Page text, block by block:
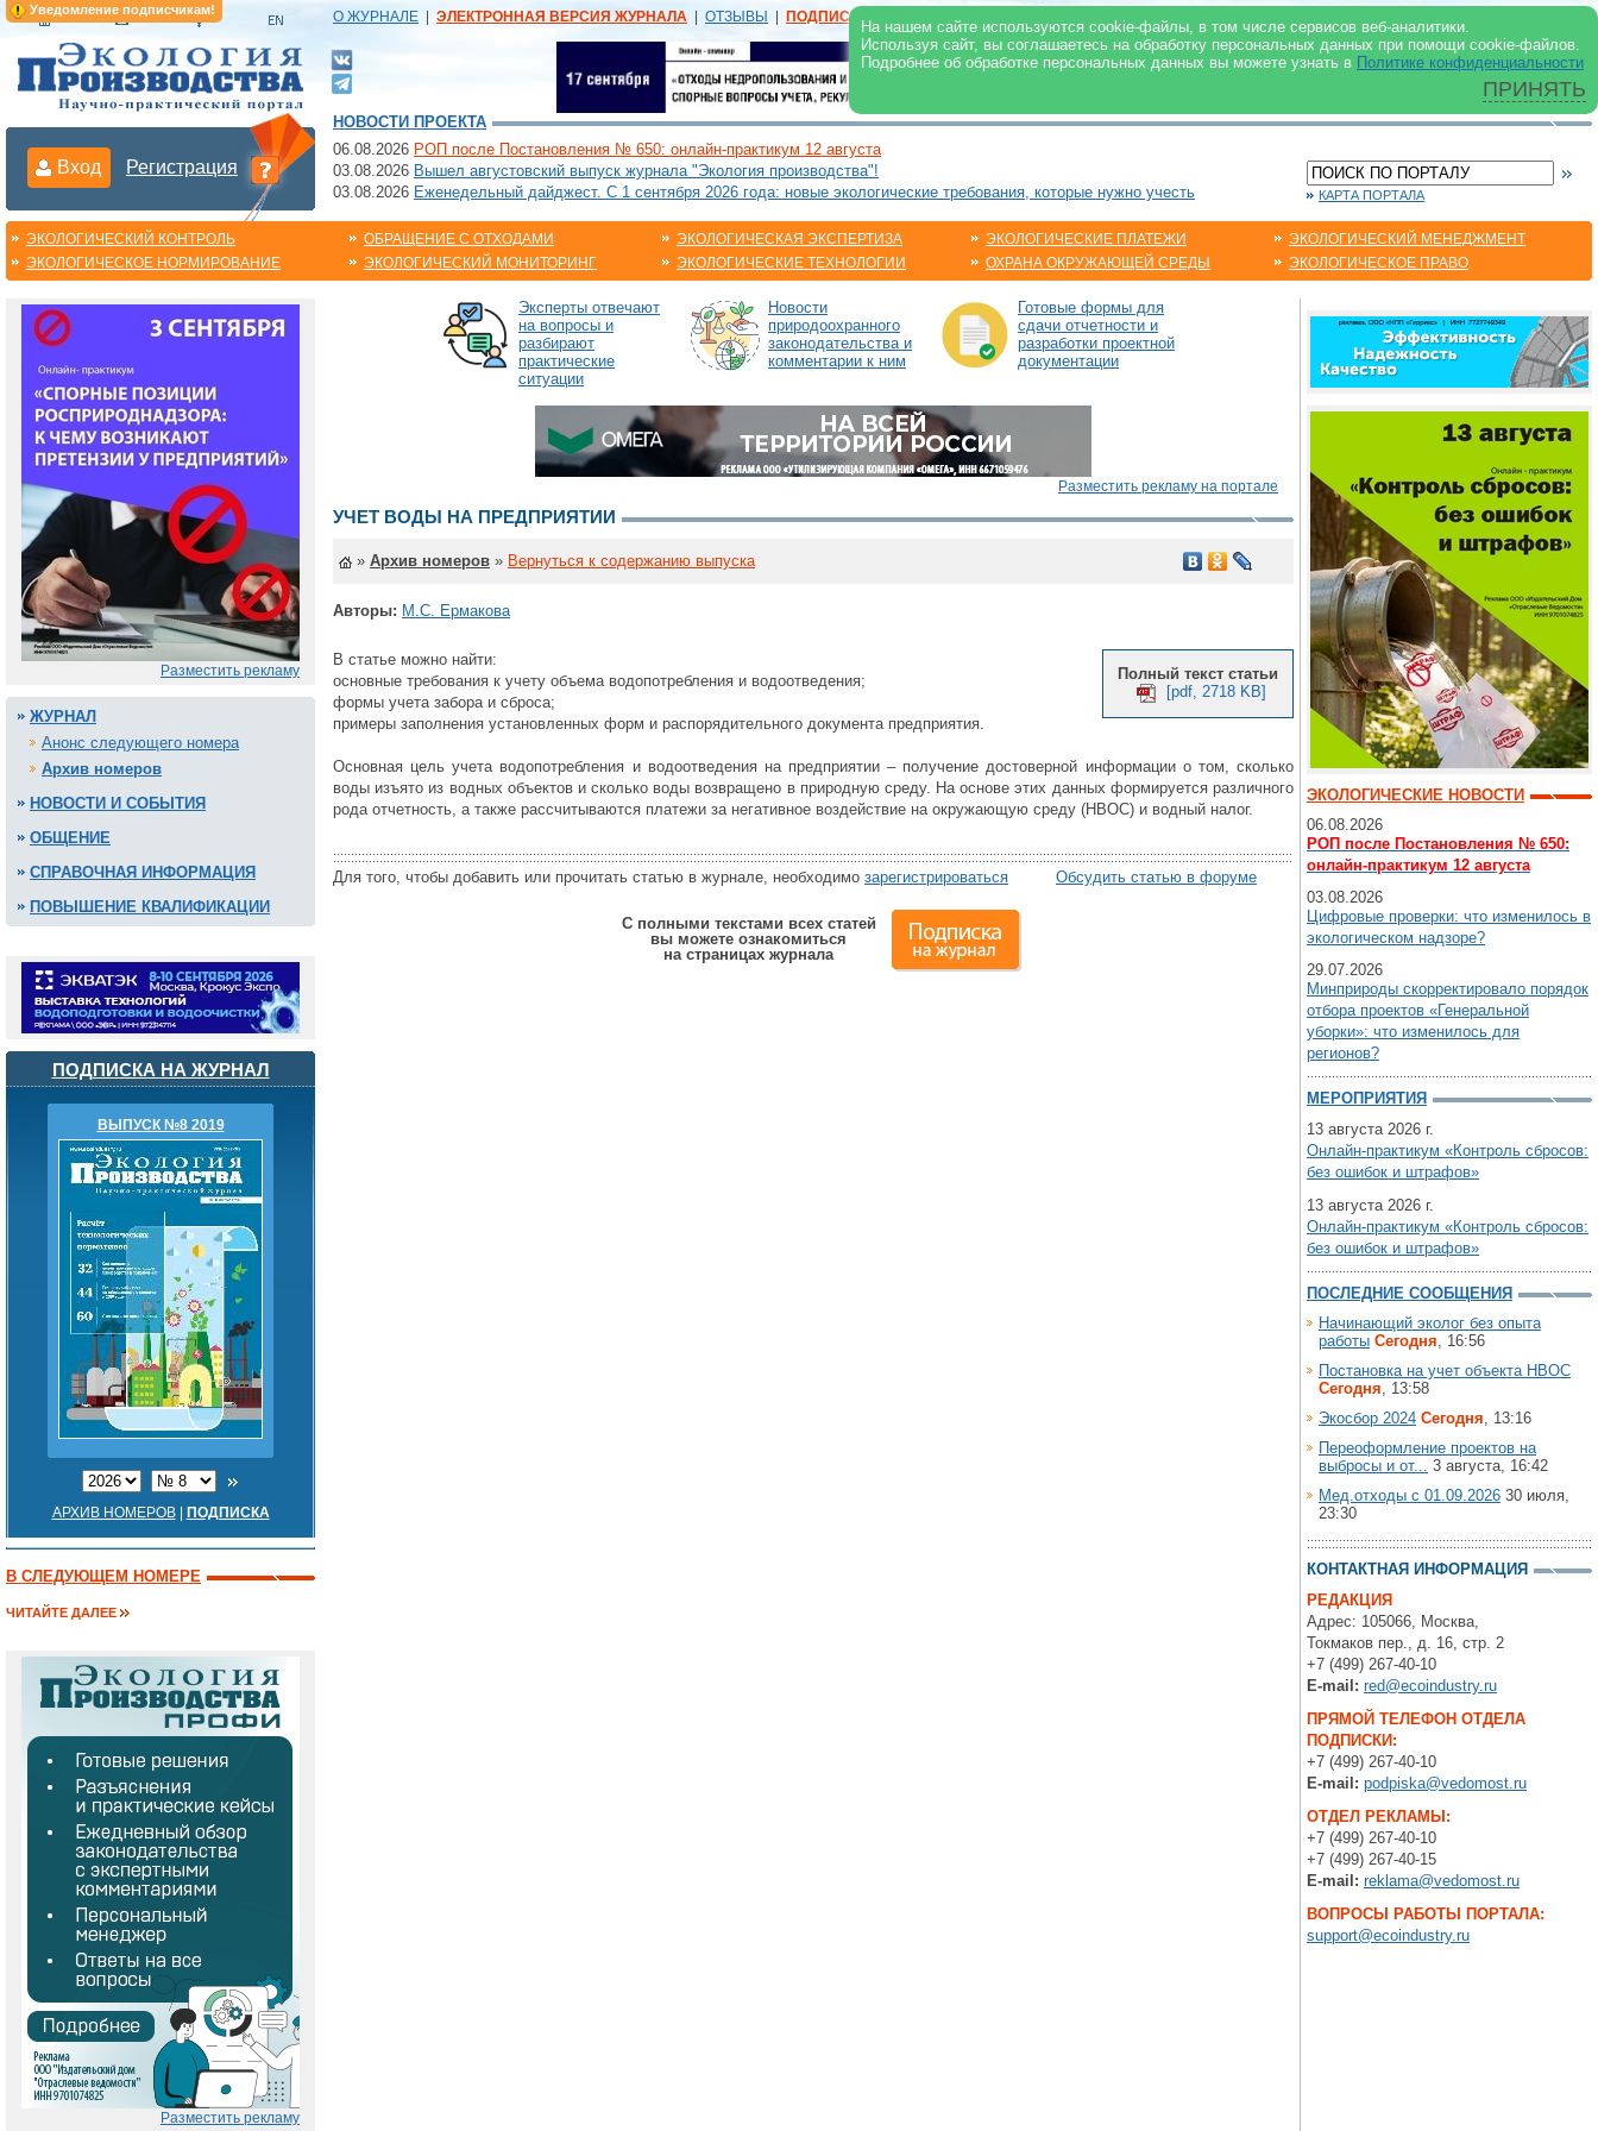
Уведомление подписчикам!
На нашем сайте используются cookie-файлы, в том числе сервисов веб-аналитики.
Используя сайт, вы соглашаетесь на обработку персональных данных при помощи cookie-файлов.
Подробнее об обработке персональных данных вы можете узнать в Политике конфиденциальности
ПРИНЯТЬ
О ЖУРНАЛЕ ЭЛЕКТРОННАЯ ВЕРСИЯ ЖУРНАЛА ОТЗЫВЫ ПОДПИСКА | В ЖУРНАЛЕ В ИНТЕРНЕТ
Вход Регистрация
НОВОСТИ ПРОЕКТА
06.08.2026 РОП после Постановления № 650: онлайн-практикум 12 августа
03.08.2026 Вышел августовский выпуск журнала "Экология производства"!
03.08.2026 Еженедельный дайджест. С 1 сентября 2026 года: новые экологические требования, которые нужно учесть КАРТА ПОРТАЛА
ЭКОЛОГИЧЕСКИЙ КОНТРОЛЬ
ЭКОЛОГИЧЕСКОЕ НОРМИРОВАНИЕ
ОБРАЩЕНИЕ С ОТХОДАМИ
ЭКОЛОГИЧЕСКИЙ МОНИТОРИНГ
ЭКОЛОГИЧЕСКАЯ ЭКСПЕРТИЗА
ЭКОЛОГИЧЕСКИЕ ТЕХНОЛОГИИ
ЭКОЛОГИЧЕСКИЕ ПЛАТЕЖИ
ОХРАНА ОКРУЖАЮЩЕЙ СРЕДЫ
ЭКОЛОГИЧЕСКИЙ МЕНЕДЖМЕНТ
ЭКОЛОГИЧЕСКОЕ ПРАВО
Разместить рекламу
ЖУРНАЛ
Анонс следующего номера
Архив номеров
НОВОСТИ И СОБЫТИЯ
ОБЩЕНИЕ
СПРАВОЧНАЯ ИНФОРМАЦИЯ
ПОВЫШЕНИЕ КВАЛИФИКАЦИИ
ПОДПИСКА НА ЖУРНАЛ
ВЫПУСК №8 2019
АРХИВ НОМЕРОВ| ПОДПИСКА
В СЛЕДУЮЩЕМ НОМЕРЕ
ЧИТАЙТЕ ДАЛЕЕ
Разместить рекламу
Эксперты отвечают
на вопросы и
разбирают
практические
ситуации
Новости
природоохранного
законодательства и
комментарии к ним
Готовые формы для
сдачи отчетности и
разработки проектной
документации
Разместить рекламу на портале
УЧЕТ ВОДЫ НА ПРЕДПРИЯТИИ
» Архив номеров » Вернуться к содержанию выпуска
Авторы: М.С. Ермакова
Полный текст статьи
[pdf, 2718 KB]
В статье можно найти:
основные требования к учету объема водопотребления и водоотведения;
формы учета забора и сброса;
примеры заполнения установленных форм и распорядительного документа предприятия.
Основная цель учета водопотребления и водоотведения на предприятии – получение достоверной информации о том, сколько
воды изъято из водных объектов и сколько воды возвращено в природную среду. На основе этих данных формируется различного
рода отчетность, а также рассчитываются платежи за негативное воздействие на окружающую среду (НВОС) и водный налог.
Для того, чтобы добавить или прочитать статью в журнале, необходимо зарегистрироваться Обсудить статью в форуме
С полными текстами всех статей
вы можете ознакомиться
на страницах журнала
ЭКОЛОГИЧЕСКИЕ НОВОСТИ
06.08.2026
РОП после Постановления № 650:
онлайн-практикум 12 августа
03.08.2026
Цифровые проверки: что изменилось в
экологическом надзоре?
29.07.2026
Минприроды скорректировало порядок
отбора проектов «Генеральной
уборки»: что изменилось для
регионов?
МЕРОПРИЯТИЯ
13 августа 2026 г.
Онлайн-практикум «Контроль сбросов:
без ошибок и штрафов»
13 августа 2026 г.
Онлайн-практикум «Контроль сбросов:
без ошибок и штрафов»
ПОСЛЕДНИЕ СООБЩЕНИЯ
Начинающий эколог без опыта
работы Сегодня, 16:56
Постановка на учет объекта НВОС
Сегодня, 13:58
Экосбор 2024 Сегодня, 13:16
Переоформление проектов на
выбросы и от... 3 августа, 16:42
Мед.отходы с 01.09.2026 30 июля,
23:30
КОНТАКТНАЯ ИНФОРМАЦИЯ
РЕДАКЦИЯ
Адрес: 105066, Москва,
Токмаков пер., д. 16, стр. 2
+7 (499) 267-40-10
E-mail: red@ecoindustry.ru
ПРЯМОЙ ТЕЛЕФОН ОТДЕЛА
ПОДПИСКИ:
+7 (499) 267-40-10
E-mail: podpiska@vedomost.ru
ОТДЕЛ РЕКЛАМЫ:
+7 (499) 267-40-10
+7 (499) 267-40-15
E-mail: reklama@vedomost.ru
ВОПРОСЫ РАБОТЫ ПОРТАЛА:
support@ecoindustry.ru